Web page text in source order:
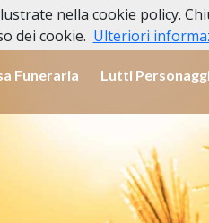
Funeraria Lutti
nella cookie policy.
dei cookie. Ulteriori